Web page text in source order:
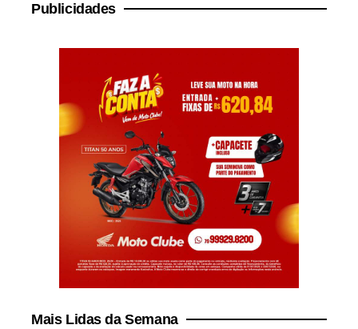
Publicidades
Mais Lidas da Semana